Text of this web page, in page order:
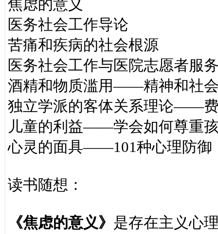
焦虑的意义
医务社会工作导论
苦痛和疾病的社会根源
医务社会工作与医院志愿者服
酒精和物质滥用——精神和社
独立学派的客体关系理论——
儿童的利益——学会如何尊重
心灵的面具——101种心理防御
读书随想：
《焦虑的意义》 是存在主义心